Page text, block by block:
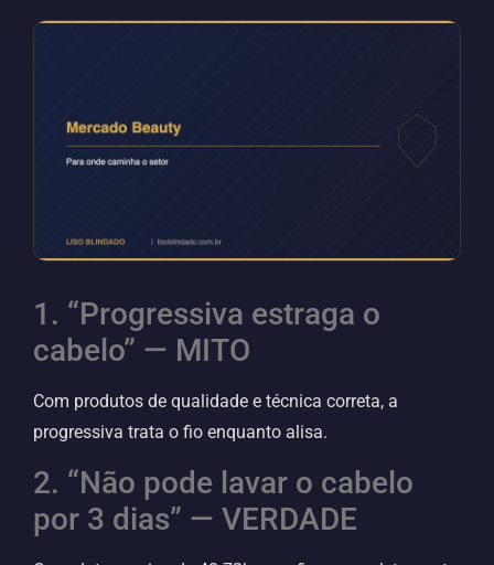
1. “Progressiva estraga o
cabelo” — MITO
Com produtos de qualidade e técnica correta, a
progressiva trata o fio enquanto alisa.
2. “Não pode lavar o cabelo
por 3 dias” — VERDADE